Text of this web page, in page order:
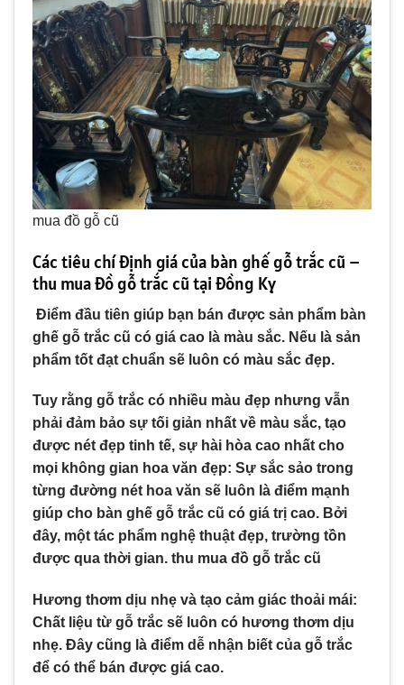
mua đồ gỗ cũ
Các tiêu chí định giá của bàn ghế gỗ trắc cũ –
thu mua đồ gỗ trắc cũ tại Đồng Kỵ
Điểm đầu tiên giúp bạn bán được sản phẩm bàn
ghế gỗ trắc cũ có giá cao là màu sắc. Nếu là sản
phẩm tốt đạt chuẩn sẽ luôn có màu sắc đẹp.
Tuy rằng gỗ trắc có nhiều màu đẹp nhưng vẫn
phải đảm bảo sự tối giản nhất về màu sắc, tạo
được nét đẹp tinh tế, sự hài hòa cao nhất cho
mọi không gian hoa văn đẹp: Sự sắc sảo trong
từng đường nét hoa văn sẽ luôn là điểm mạnh
giúp cho bàn ghế gỗ trắc cũ có giá trị cao. Bởi
đây, một tác phẩm nghệ thuật đẹp, trường tồn
được qua thời gian. thu mua đồ gỗ trắc cũ
Hương thơm dịu nhẹ và tạo cảm giác thoải mái:
Chất liệu từ gỗ trắc sẽ luôn có hương thơm dịu
nhẹ. Đây cũng là điểm dễ nhận biết của gỗ trắc
để có thể bán được giá cao.